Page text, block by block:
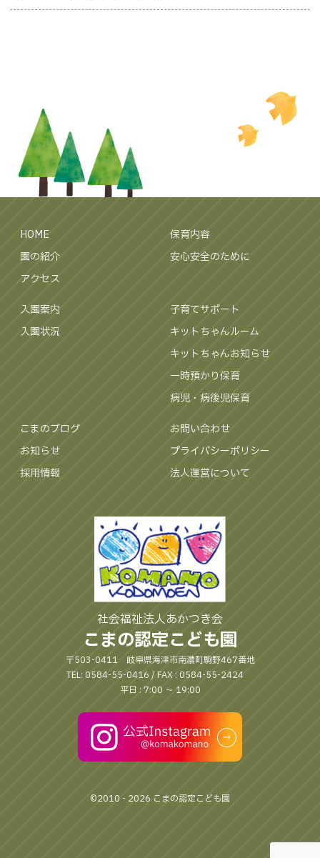
HOME
園の紹介
アクセス
保育内容
安心安全のために
入園案内
入園状況
子育てサポート
キットちゃんルーム
キットちゃんお知らせ
一時預かり保育
病児・病後児保育
こまのブログ
お知らせ
採用情報
お問い合わせ
プライバシーポリシー
法人運営について
社会福祉法人あかつき会
こまの認定こども園
〒503-0411 岐阜県海津市南濃町駒野467番地
TEL: 0584-55-0416 / FAX : 0584-55-2424
平日 : 7:00 〜 19:00
©2010 - 2026 こまの認定こども園